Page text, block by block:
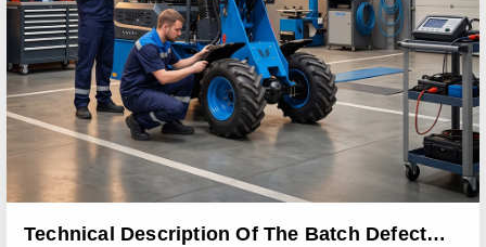
Technical Description Of The Batch Defect